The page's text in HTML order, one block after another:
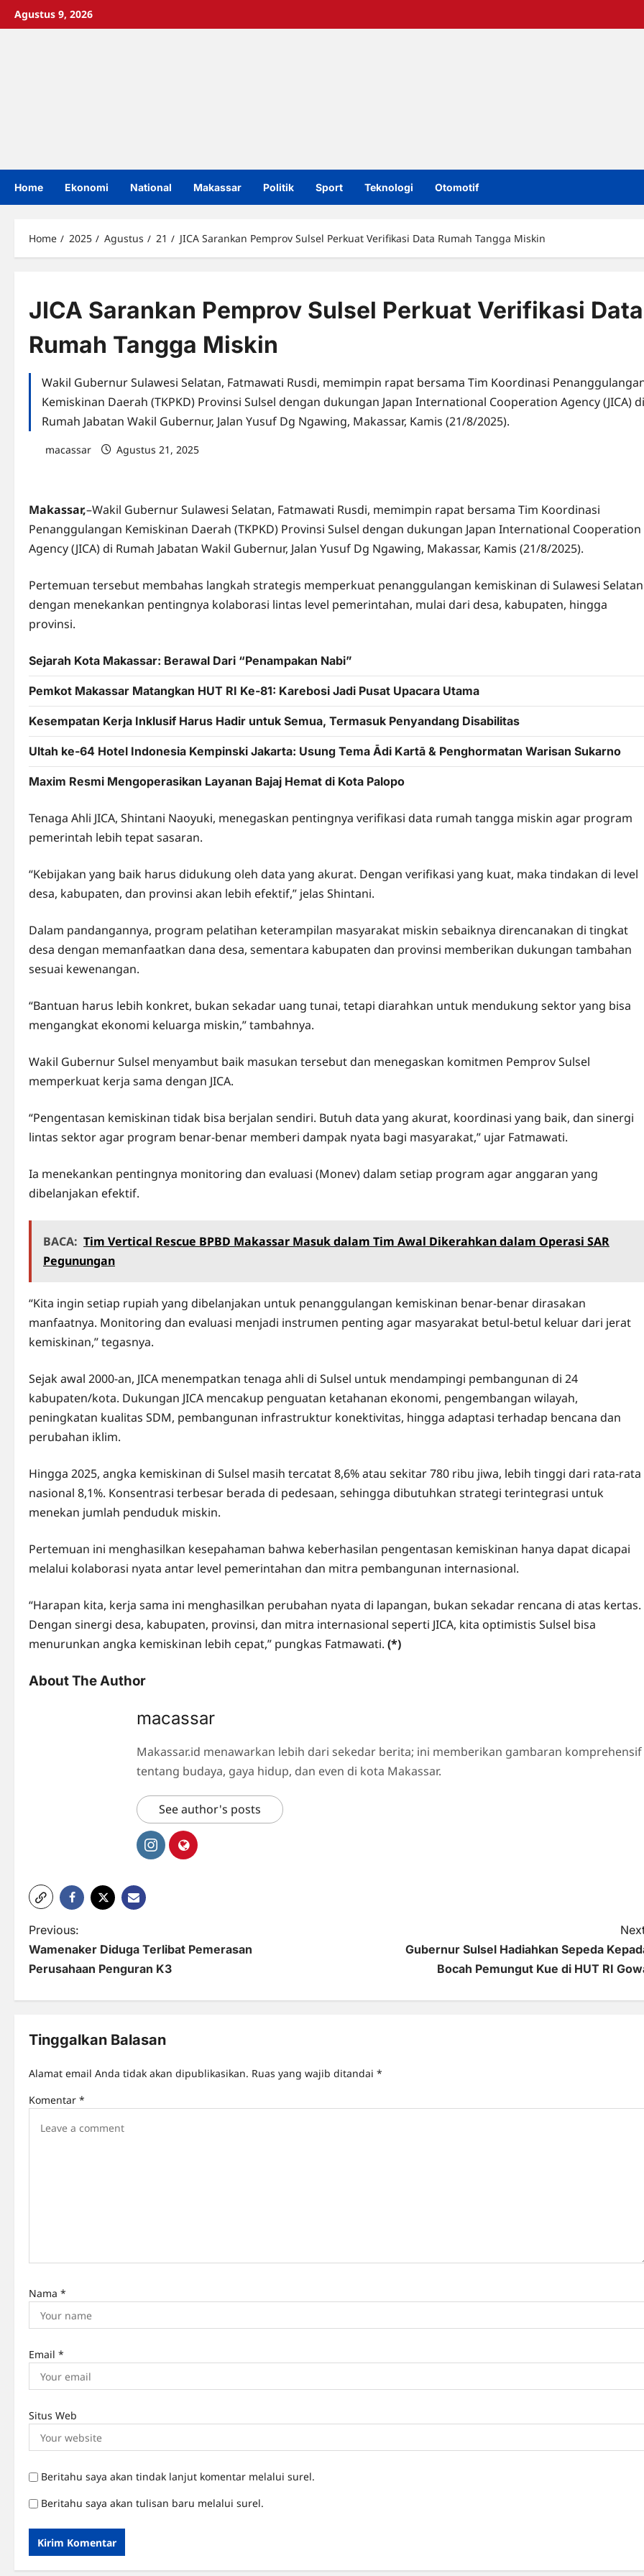
SkipAgustus 9, 2026
Home Ekonomi National Makassar Politik Sport Teknologi Otomotif
Home 2025 Agustus 21 JICA Sarankan Pemprov Sulsel Perkuat Verifikasi Data Rumah Tangga Miskin
JICA Sarankan Pemprov Sulsel Perkuat Verifikasi Data
Rumah Tangga Miskin
Wakil Gubernur Sulawesi Selatan, Fatmawati Rusdi, memimpin rapat bersama Tim Koordinasi
Kemiskinan Daerah (TKPKD) Provinsi Sulsel dengan dukungan Japan International Cooperation Agency (JICA) di
Rumah Jabatan Wakil Gubernur, Jalan Yusuf Dg Ngawing, Makassar, Kamis (21/8/2025).
macassar Agustus 21, 2025
Makassar,–Wakil Gubernur Sulawesi Selatan, Fatmawati Rusdi, memimpin rapat bersama Tim Koordinasi
Penanggulangan Kemiskinan Daerah (TKPKD) Provinsi Sulsel dengan dukungan Japan International Cooperation
Agency (JICA) di Rumah Jabatan Wakil Gubernur, Jalan Yusuf Dg Ngawing, Makassar, Kamis (21/8/2025).
Pertemuan tersebut membahas langkah strategis memperkuat penanggulangan kemiskinan di Sulawesi Selatan
dengan menekankan pentingnya kolaborasi lintas level pemerintahan, mulai dari desa, kabupaten, hingga
provinsi.
Sejarah Kota Makassar: Berawal Dari “Penampakan Nabi”
Pemkot Makassar Matangkan HUT RI Ke-81: Karebosi Jadi Pusat Upacara Utama
Kesempatan Kerja Inklusif Harus Hadir untuk Semua, Termasuk Penyandang Disabilitas
Ultah ke-64 Hotel Indonesia Kempinski Jakarta: Usung Tema Ādi Kartā & Penghormatan Warisan Sukarno
Maxim Resmi Mengoperasikan Layanan Bajaj Hemat di Kota Palopo
Tenaga Ahli JICA, Shintani Naoyuki, menegaskan pentingnya verifikasi data rumah tangga miskin agar program
pemerintah lebih tepat sasaran.
“Kebijakan yang baik harus didukung oleh data yang akurat. Dengan verifikasi yang kuat, maka tindakan di level
desa, kabupaten, dan provinsi akan lebih efektif,” jelas Shintani.
Dalam pandangannya, program pelatihan keterampilan masyarakat miskin sebaiknya direncanakan di tingkat
desa dengan memanfaatkan dana desa, sementara kabupaten dan provinsi memberikan dukungan tambahan
sesuai kewenangan.
“Bantuan harus lebih konkret, bukan sekadar uang tunai, tetapi diarahkan untuk mendukung sektor yang bisa
mengangkat ekonomi keluarga miskin,” tambahnya.
Wakil Gubernur Sulsel menyambut baik masukan tersebut dan menegaskan komitmen Pemprov Sulsel
memperkuat kerja sama dengan JICA.
“Pengentasan kemiskinan tidak bisa berjalan sendiri. Butuh data yang akurat, koordinasi yang baik, dan sinergi
lintas sektor agar program benar-benar memberi dampak nyata bagi masyarakat,” ujar Fatmawati.
Ia menekankan pentingnya monitoring dan evaluasi (Monev) dalam setiap program agar anggaran yang
dibelanjakan efektif.
BACA: Tim Vertical Rescue BPBD Makassar Masuk dalam Tim Awal Dikerahkan dalam Operasi SAR
Pegunungan
“Kita ingin setiap rupiah yang dibelanjakan untuk penanggulangan kemiskinan benar-benar dirasakan
manfaatnya. Monitoring dan evaluasi menjadi instrumen penting agar masyarakat betul-betul keluar dari jerat
kemiskinan,” tegasnya.
Sejak awal 2000-an, JICA menempatkan tenaga ahli di Sulsel untuk mendampingi pembangunan di 24
kabupaten/kota. Dukungan JICA mencakup penguatan ketahanan ekonomi, pengembangan wilayah,
peningkatan kualitas SDM, pembangunan infrastruktur konektivitas, hingga adaptasi terhadap bencana dan
perubahan iklim.
Hingga 2025, angka kemiskinan di Sulsel masih tercatat 8,6% atau sekitar 780 ribu jiwa, lebih tinggi dari rata-rata
nasional 8,1%. Konsentrasi terbesar berada di pedesaan, sehingga dibutuhkan strategi terintegrasi untuk
menekan jumlah penduduk miskin.
Pertemuan ini menghasilkan kesepahaman bahwa keberhasilan pengentasan kemiskinan hanya dapat dicapai
melalui kolaborasi nyata antar level pemerintahan dan mitra pembangunan internasional.
“Harapan kita, kerja sama ini menghasilkan perubahan nyata di lapangan, bukan sekadar rencana di atas kertas.
Dengan sinergi desa, kabupaten, provinsi, dan mitra internasional seperti JICA, kita optimistis Sulsel bisa
menurunkan angka kemiskinan lebih cepat,” pungkas Fatmawati. (*)
About The Author
macassar
Makassar.id menawarkan lebih dari sekedar berita; ini memberikan gambaran komprehensif
tentang budaya, gaya hidup, dan even di kota Makassar.
See author's posts
P
o
n
i
n
Previous:
Wamenaker Diduga Terlibat Pemerasan
Perusahaan Penguran K3
Gubernur Sulsel Hadiahkan Sepeda
Bocah Pemungut Kue di HUT RI
Tinggalkan Balasan
Alamat email Anda tidak akan dipublikasikan. Ruas yang wajib ditandai *
Komentar *
Nama *
Email *
Situs Web
Beritahu saya akan tindak lanjut komentar melalui surel.
Beritahu saya akan tulisan baru melalui surel.